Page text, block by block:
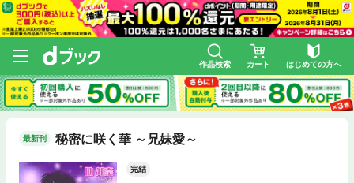
作品検索 カート はじめての方へ
最新刊 秘密に咲く華 ～兄妹愛～
完結